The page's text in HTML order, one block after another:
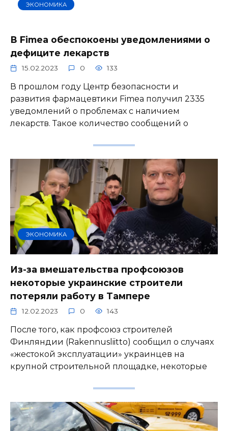
ЭКОНОМИКА
В Fimea обеспокоены уведомлениями о
дефиците лекарств
15.02.2023 0 133
В прошлом году Центр безопасности и
развития фармацевтики Fimea получил 2335
уведомлений о проблемах с наличием
лекарств. Такое количество сообщений о
ЭКОНОМИКА
Из-за вмешательства профсоюзов
некоторые украинские строители
потеряли работу в Тампере
12.02.2023 0 143
После того, как профсоюз строителей
Финляндии (Rakennusliitto) сообщил о случаях
«жестокой эксплуатации» украинцев на
крупной строительной площадке, некоторые